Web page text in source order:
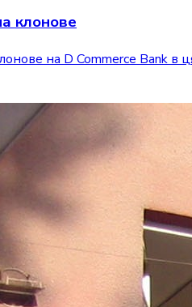
клонове
на D Commerce Bank